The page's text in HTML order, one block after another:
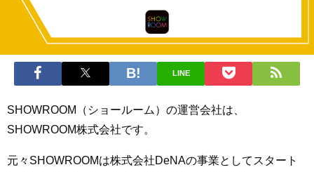
LINE
SHOWROOM（ショールーム）の運営会社は、
SHOWROOM株式会社です。
元々SHOWROOMは株式会社DeNAの事業としてスタート